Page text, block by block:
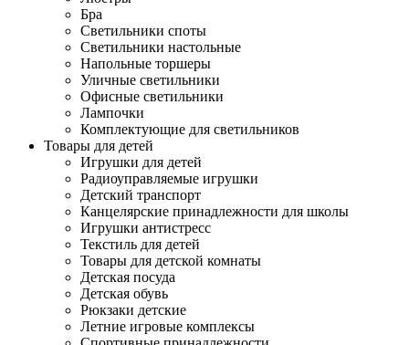
Бра
Светильники споты
Светильники настольные
Напольные торшеры
Уличные светильники
Офисные светильники
Лампочки
Комплектующие для светильников
Товары для детей
Игрушки для детей
Радиоуправляемые игрушки
Детский транспорт
Канцелярские принадлежности для школы
Игрушки антистресс
Текстиль для детей
Товары для детской комнаты
Детская посуда
Детская обувь
Рюкзаки детские
Летние игровые комплексы